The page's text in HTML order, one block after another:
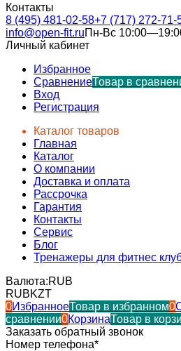
Контакты
8 (495) 481-02-58+7 (717) 272-71-
info@open-fit.ruПн-Вс
Личный кабинет
Избранное
СравнениеТовар в
Вход
Регистрация
Каталог товаров
Главная
Каталог
О компании
Доставка и оплата
Рассрочка
Гарантия
Контакты
Сервис
Блог
Тренажеры для фитнес
Валюта:RUB
RUBKZT
0ИзбранноеТовар в избранном0
сравнении0КорзинаТовар в
Заказать обратный звонок
Номер телефона*